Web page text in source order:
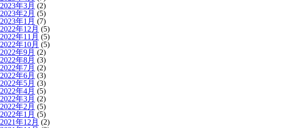
2023年3月 (2)
2023年2月 (5)
2023年1月 (7)
2022年12月 (5)
2022年11月 (5)
2022年10月 (5)
2022年9月 (2)
2022年8月 (3)
2022年7月 (2)
2022年6月 (3)
2022年5月 (3)
2022年4月 (5)
2022年3月 (2)
2022年2月 (5)
2022年1月 (5)
2021年12月 (2)